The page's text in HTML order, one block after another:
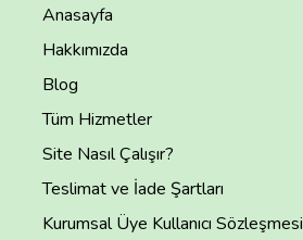
Anasayfa
Hakkımızda
Blog
Tüm Hizmetler
Site Nasıl Çalışır?
Teslimat ve İade Şartları
Kurumsal Üye Kullanıcı Sözleşmesi